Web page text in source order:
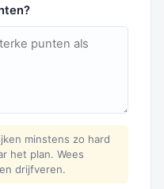
minstens zo hard
het plan. Wees
drijfveren.